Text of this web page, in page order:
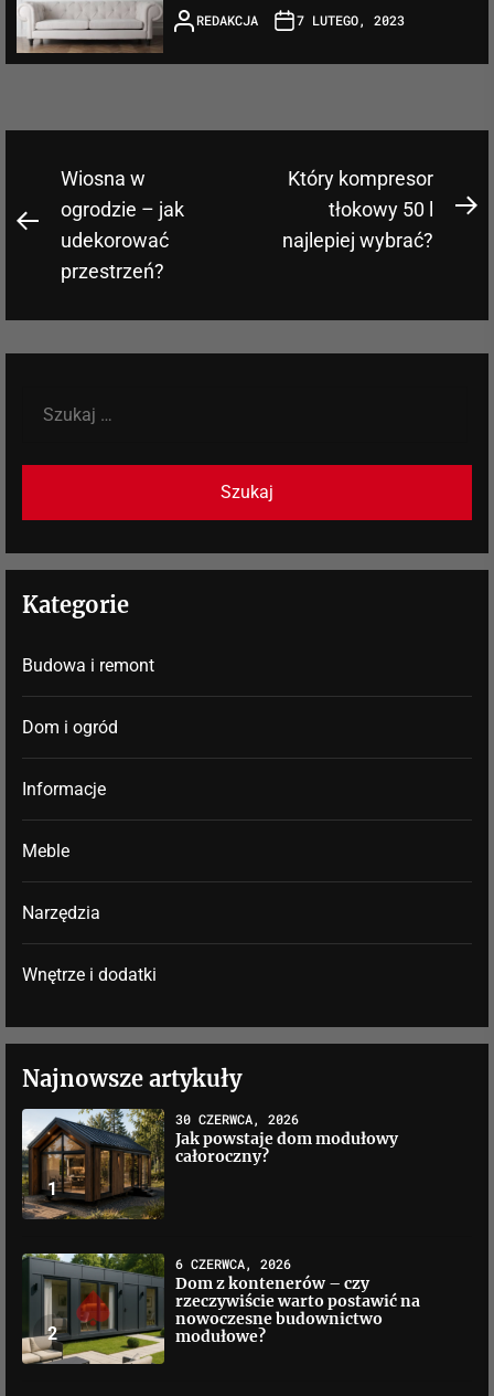
REDAKCJA 7 LUTEGO, 2023
Nawigacja
wpisu
Previous
Wiosna w
ogrodzie – jak
udekorować
przestrzeń?
Który kompresor
tłokowy 50 l
najlepiej wybrać?
Kategorie
Budowa i remont
Dom i ogród
Informacje
Meble
Narzędzia
Wnętrze i dodatki
Najnowsze artykuły
1
30 CZERWCA, 2026
Jak powstaje dom modułowy
całoroczny?
2
6 CZERWCA, 2026
Dom z kontenerów – czy
rzeczywiście warto postawić na
nowoczesne budownictwo
modułowe?